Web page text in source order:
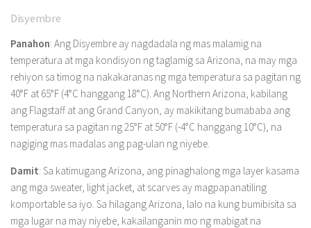
Disyembre
Panahon: Ang Disyembre ay nagdadala ng mas malamig na
temperatura at mga kondisyon ng taglamig sa Arizona, na may mga
rehiyon sa timog na nakakaranas ng mga temperatura sa pagitan ng
40°F at 65°F (4°C hanggang 18°C). Ang Northern Arizona, kabilang
ang Flagstaff at ang Grand Canyon, ay makikitang bumababa ang
temperatura sa pagitan ng 25°F at 50°F (-4°C hanggang 10°C), na
nagiging mas madalas ang pag-ulan ng niyebe.
Damit: Sa katimugang Arizona, ang pinaghalong mga layer kasama
ang mga sweater, light jacket, at scarves ay magpapanatiling
komportable sa iyo. Sa hilagang Arizona, lalo na kung bumibisita sa
mga lugar na may niyebe, kakailanganin mo ng mabigat na